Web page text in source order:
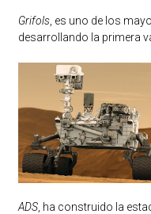
Grifols, es uno de los
desarrollando la primera
ADS, ha construido la